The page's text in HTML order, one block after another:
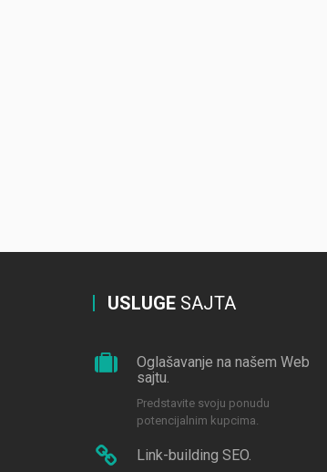
USLUGE SAJTA
Oglašavanje na našem Web
sajtu.
Predstavite svoju ponudu
potencijalnim kupcima.
Link-building SEO.